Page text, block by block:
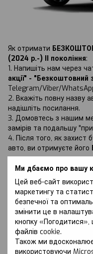
Ми дбаємо про вашу
Цей веб-сайт
маркетингу та
безпечної та
змінити це в
кнопку
файлів cookie.
Також ми
використовуючи
Як отримати
(2024 р.-) II покоління:
1. Напишіть нам через
акції" - "Безкоштовний
Telegram/Viber/
2. Вкажіть повну назву
надішліть посилання.
3. Домовтесь з нашим
замірів та подальшу
4. Після того, як захист
авто, ви отримуєте його
Обговорення